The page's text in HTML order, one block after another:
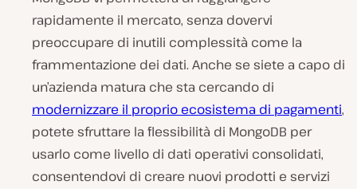
rapidamente il mercato, senza dovervi
preoccupare di inutili complessità come la
frammentazione dei dati. Anche se siete a capo di
un’azienda matura che sta cercando di
modernizzare il proprio ecosistema di pagamenti,
potete sfruttare la flessibilità di MongoDB per
usarlo come livello di dati operativi consolidati,
consentendovi di creare nuovi prodotti e servizi